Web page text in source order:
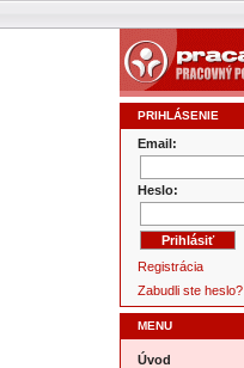
PRIHLÁSENIE
Email:
Heslo:
Registrácia
Zabudli ste heslo?
MENU
Úvod